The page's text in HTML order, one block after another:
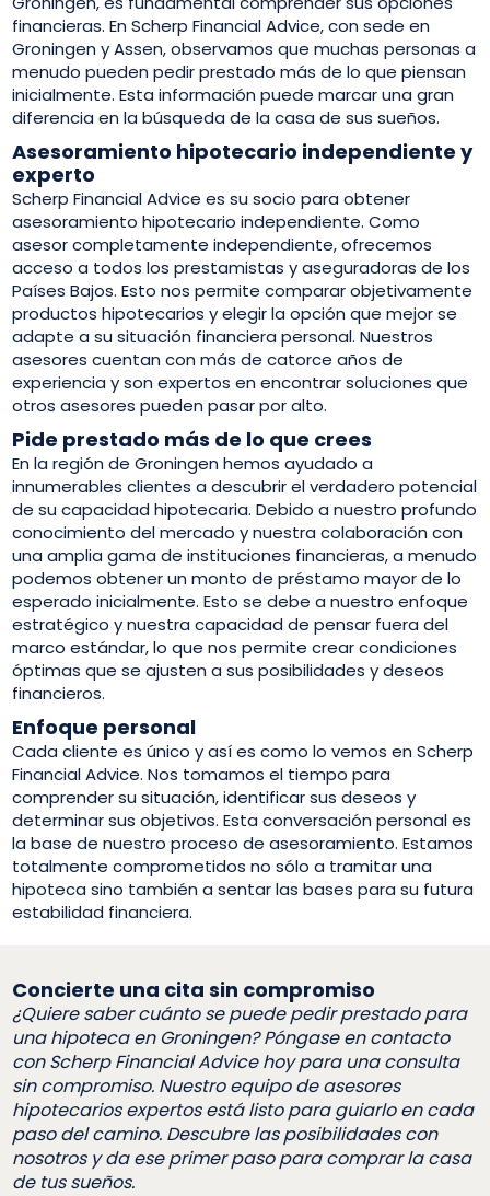
financieras. En Scherp Financial Advice, con sede en
Groningen y Assen, observamos que muchas personas a
menudo pueden pedir prestado más de lo que piensan
inicialmente. Esta información puede marcar una gran
diferencia en la búsqueda de la casa de sus sueños.
Asesoramiento hipotecario independiente y
experto
Scherp Financial Advice es su socio para obtener
asesoramiento hipotecario independiente. Como
asesor completamente independiente, ofrecemos
acceso a todos los prestamistas y aseguradoras de los
Países Bajos. Esto nos permite comparar objetivamente
productos hipotecarios y elegir la opción que mejor se
adapte a su situación financiera personal. Nuestros
asesores cuentan con más de catorce años de
experiencia y son expertos en encontrar soluciones que
otros asesores pueden pasar por alto.
Pide prestado más de lo que crees
En la región de Groningen hemos ayudado a
innumerables clientes a descubrir el verdadero potencial
de su capacidad hipotecaria. Debido a nuestro profundo
conocimiento del mercado y nuestra colaboración con
una amplia gama de instituciones financieras, a menudo
podemos obtener un monto de préstamo mayor de lo
esperado inicialmente. Esto se debe a nuestro enfoque
estratégico y nuestra capacidad de pensar fuera del
marco estándar, lo que nos permite crear condiciones
óptimas que se ajusten a sus posibilidades y deseos
financieros.
Enfoque personal
Cada cliente es único y así es como lo vemos en Scherp
Financial Advice. Nos tomamos el tiempo para
comprender su situación, identificar sus deseos y
determinar sus objetivos. Esta conversación personal es
la base de nuestro proceso de asesoramiento. Estamos
totalmente comprometidos no sólo a tramitar una
hipoteca sino también a sentar las bases para su futura
estabilidad financiera.
Concierte una cita sin compromiso
¿Quiere saber cuánto se puede pedir prestado para
una hipoteca en Groningen? Póngase en contacto
con Scherp Financial Advice hoy para una consulta
sin compromiso. Nuestro equipo de asesores
hipotecarios expertos está listo para guiarlo en cada
paso del camino. Descubre las posibilidades con
nosotros y da ese primer paso para comprar la casa
de tus sueños.